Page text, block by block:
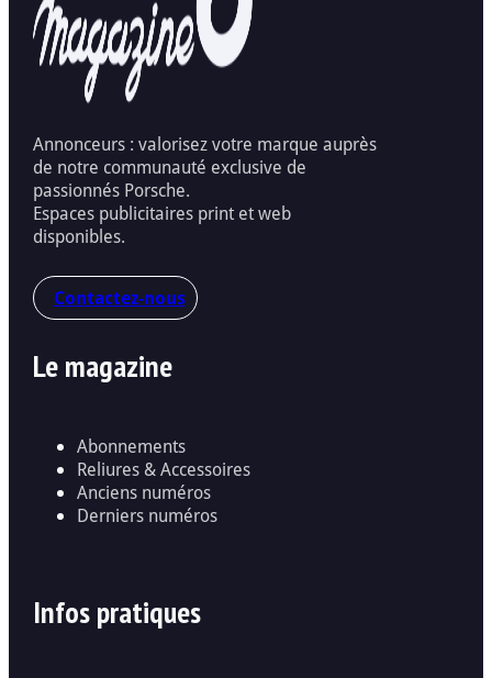
Annonceurs : valorisez votre marque auprès
de notre communauté exclusive de
passionnés Porsche.
Espaces publicitaires print et web
disponibles.
Contactez-nous
Le magazine
Abonnements
Reliures & Accessoires
Anciens numéros
Derniers numéros
Infos pratiques